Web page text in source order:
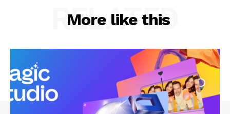
More like this
RELATED